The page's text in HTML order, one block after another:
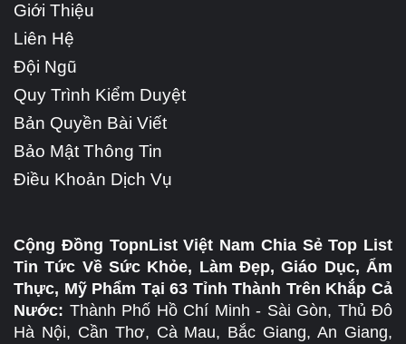
Giới Thiệu
Liên Hệ
Đội Ngũ
Quy Trình Kiểm Duyệt
Bản Quyền Bài Viết
Bảo Mật Thông Tin
Điều Khoản Dịch Vụ
Cộng Đồng TopnList Việt Nam Chia Sẻ Top List
Tin Tức Về Sức Khỏe, Làm Đẹp, Giáo Dục, Ẩm
Thực, Mỹ Phẩm Tại 63 Tỉnh Thành Trên Khắp Cả
Nước: Thành Phố Hồ Chí Minh - Sài Gòn, Thủ Đô
Hà Nội, Cần Thơ, Cà Mau, Bắc Giang, An Giang,